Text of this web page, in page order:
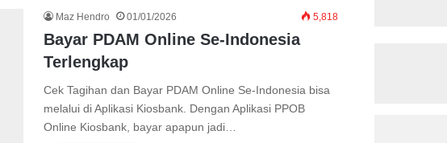
Maz Hendro 01/01/2026 5,818
Bayar PDAM Online Se-Indonesia
Terlengkap
Cek Tagihan dan Bayar PDAM Online Se-Indonesia bisa
melalui di Aplikasi Kiosbank. Dengan Aplikasi PPOB
Online Kiosbank, bayar apapun jadi…